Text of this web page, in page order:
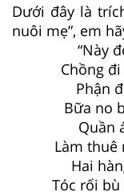
Dưới đây là
nuôi mẹ”, em
“Này
Chồng
Phận
Bữa no
Quần
Làm thuê
Hai
Tóc rối bù